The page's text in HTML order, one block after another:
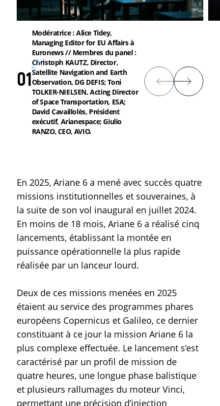
016
Modératrice : Alice Tidey,
Managing Editor for EU Affairs à
Euronews // Membres du panel :
Christoph KAUTZ, Director,
Satellite Navigation and Earth
Observation, DG DEFIS; Toni
TOLKER-NIELSEN, Acting Director
of Space Transportation, ESA;
David Cavaillolès, Président
exécutif, Arianespace; Giulio
RANZO, CEO, AVIO.
En 2025, Ariane 6 a mené avec succès quatre
missions institutionnelles et souveraines, à
la suite de son vol inaugural en juillet 2024.
En moins de 18 mois, Ariane 6 a réalisé cinq
lancements, établissant la montée en
puissance opérationnelle la plus rapide
réalisée par un lanceur lourd.
Deux de ces missions menées en 2025
étaient au service des programmes phares
européens Copernicus et Galileo, ce dernier
constituant à ce jour la mission Ariane 6 la
plus complexe effectuée. Le lancement s’est
caractérisé par un profil de mission de
quatre heures, une longue phase balistique
et plusieurs rallumages du moteur Vinci,
permettant une précision d’injection